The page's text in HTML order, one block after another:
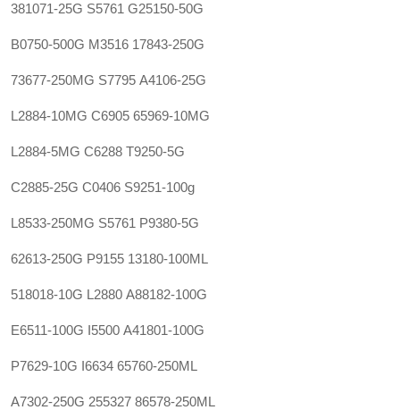
381071-25G S5761 G25150-50G
B0750-500G M3516 17843-250G
73677-250MG S7795 A4106-25G
L2884-10MG C6905 65969-10MG
L2884-5MG C6288 T9250-5G
C2885-25G C0406 S9251-100g
L8533-250MG S5761 P9380-5G
62613-250G P9155 13180-100ML
518018-10G L2880 A88182-100G
E6511-100G I5500 A41801-100G
P7629-10G I6634 65760-250ML
A7302-250G 255327 86578-250ML